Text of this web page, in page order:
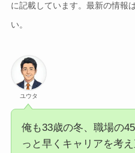
に記載しています。最新の情報
い。
ユウタ
俺も33歳の冬、職場の
っと早くキャリアを考